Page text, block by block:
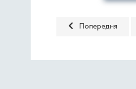
Попередня стаття:
Попередня